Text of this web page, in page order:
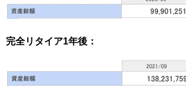
完全リタイア1年後：